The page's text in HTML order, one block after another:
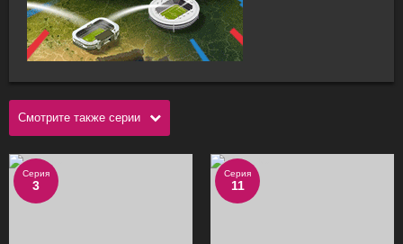
Смотрите также серии
Серия
3
Серия
11